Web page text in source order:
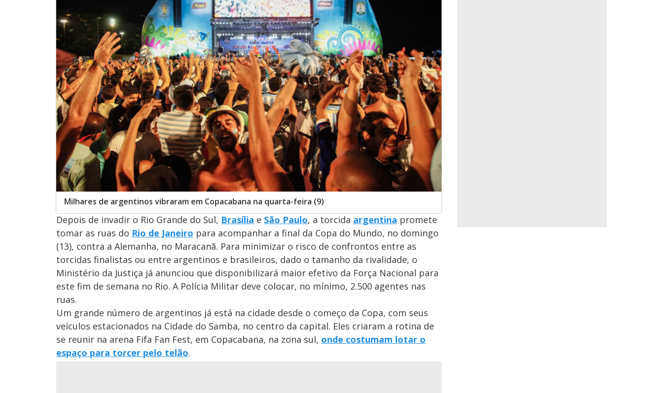
Milhares de argentinos vibraram em Copacabana na quarta-feira (9)
Depois de invadir o Rio Grande do Sul, Brasília e São Paulo, a torcida argentina promete
tomar as ruas do Rio de Janeiro para acompanhar a final da Copa do Mundo, no domingo
(13), contra a Alemanha, no Maracanã. Para minimizar o risco de confrontos entre as
torcidas finalistas ou entre argentinos e brasileiros, dado o tamanho da rivalidade, o
Ministério da Justiça já anunciou que disponibilizará maior efetivo da Força Nacional para
este fim de semana no Rio. A Polícia Militar deve colocar, no mínimo, 2.500 agentes nas
ruas.
Um grande número de argentinos já está na cidade desde o começo da Copa, com seus
veículos estacionados na Cidade do Samba, no centro da capital. Eles criaram a rotina de
se reunir na arena Fifa Fan Fest, em Copacabana, na zona sul, onde costumam lotar o
espaço para torcer pelo telão.